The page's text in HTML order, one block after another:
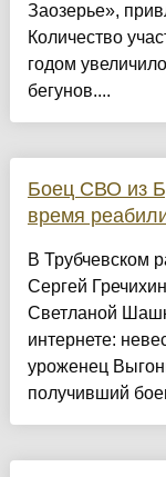
Заозерье»,
Количество
годом
бегунов....
Боец СВО из
время
В Трубчевском
Сергей
Светланой
интернете:
уроженец
получивший